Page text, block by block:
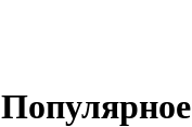
Популярное